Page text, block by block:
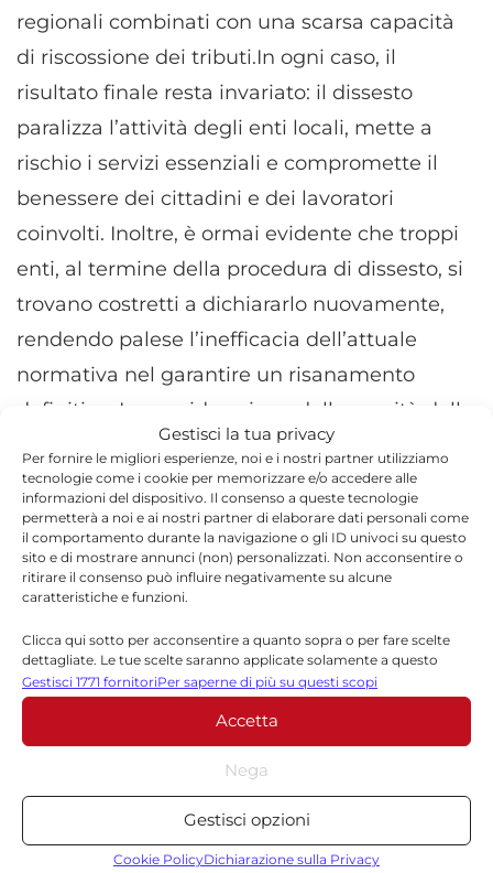
Gestisci la tua privacy
Per fornire le migliori esperienze, noi e i nostri partner utilizziamo
tecnologie come i cookie per memorizzare e/o accedere alle
informazioni del dispositivo. Il consenso a queste tecnologie
permetterà a noi e ai nostri partner di elaborare dati personali come
il comportamento durante la navigazione o gli ID univoci su questo
sito e di mostrare annunci (non) personalizzati. Non acconsentire o
ritirare il consenso può influire negativamente su alcune
caratteristiche e funzioni.
Clicca qui sotto per acconsentire a quanto sopra o per fare scelte
dettagliate. Le tue scelte saranno applicate solamente a questo
sito. È possibile modificare le impostazioni in qualsiasi momento,
compreso il ritiro del consenso, utilizzando i pulsanti della Cookie
Policy o cliccando sul pulsante di gestione del consenso nella parte
inferiore dello schermo.
Statistiche
Archiviare informazioni su dispositivo e/o accedervi, Misurare le
prestazioni degli annunci, Misurare le prestazioni dei contenuti,
Gestisci 1771 fornitoriPer saperne di più su questi scopi
Accetta
Nega
Gestisci opzioni
Cookie PolicyDichiarazione sulla Privacy
regionali combinati con una scarsa capacità
di riscossione dei tributi.In ogni caso, il
risultato finale resta invariato: il dissesto
paralizza l’attività degli enti locali, mette a
rischio i servizi essenziali e compromette il
benessere dei cittadini e dei lavoratori
coinvolti. Inoltre, è ormai evidente che troppi
enti, al termine della procedura di dissesto, si
trovano costretti a dichiararlo nuovamente,
rendendo palese l’inefficacia dell’attuale
normativa nel garantire un risanamento
definitivo. In considerazione della gravità della
situazione e dell’impatto che questa crisi ha
sulle comunità locali, la CGIL ribadisce la
propria disponibilità a un confronto costante
con le amministrazioni comunali della
provincia per monitorare l’evoluzione delle
per superare le criticità.
“La trasparenza, la pianificazione condivisa e il
coinvolgimento attivo delle parti sociali sono
strumenti imprescindibili per scongiurare il
ripetersi di queste emergenze finanziarie e
garantire ai cittadini servizi pubblici efficienti